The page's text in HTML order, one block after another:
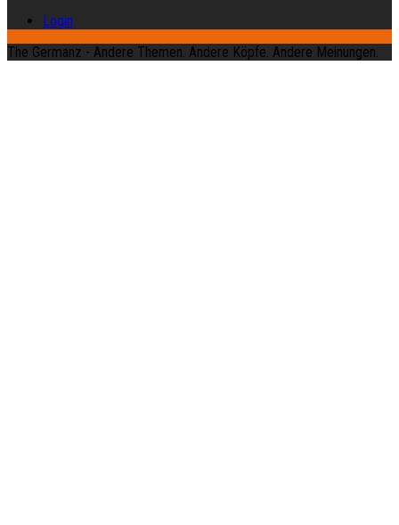
Login
The Germanz - Andere Themen. Andere Köpfe. Andere Meinungen.